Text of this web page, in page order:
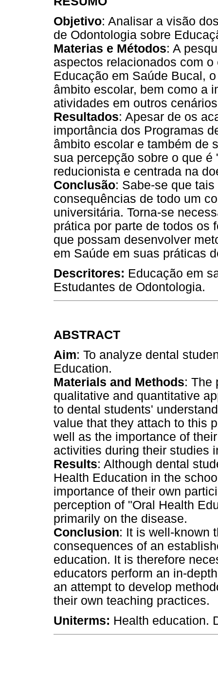
Objetivo: Analisar a visão
de Odontologia sobre
Materias e Métodos: A
aspectos relacionados com
Educação em Saúde Bucal,
âmbito escolar, bem como a
atividades em outros
Resultados: Apesar de os
importância dos Programas
âmbito escolar e também de
sua percepção sobre o que
reducionista e centrada na
Conclusão: Sabe-se que
consequências de todo um
universitária. Torna-se
prática por parte de todos os
que possam desenvolver
em Saúde em suas práticas
Descritores: Educação em
Estudantes de Odontologia.
ABSTRACT
Aim: To analyze dental
Education.
Materials and Methods: The
qualitative and quantitative
to dental students'
value that they attach to this
well as the importance of
activities during their studies
Results: Although dental
Health Education in the
importance of their own
perception of "Oral Health
primarily on the disease.
Conclusion: It is well-known
consequences of an
education. It is therefore
educators perform an in-
an attempt to develop
their own teaching practices.
Uniterms: Health education.